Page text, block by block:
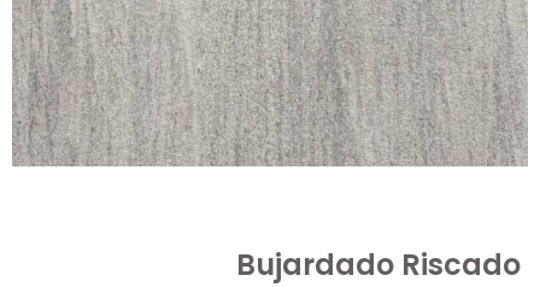
Bujardado Riscado